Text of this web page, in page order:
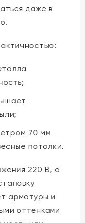
даже в
70 мм
потолки.
220 В, а
арматуры и
оттенками